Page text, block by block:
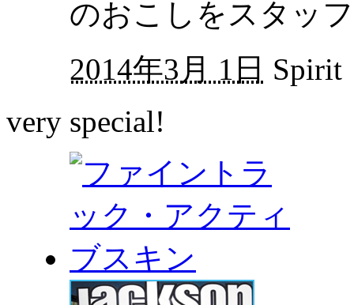
のおこしをスタッ
2014年3月 1日 Spirit
very special!